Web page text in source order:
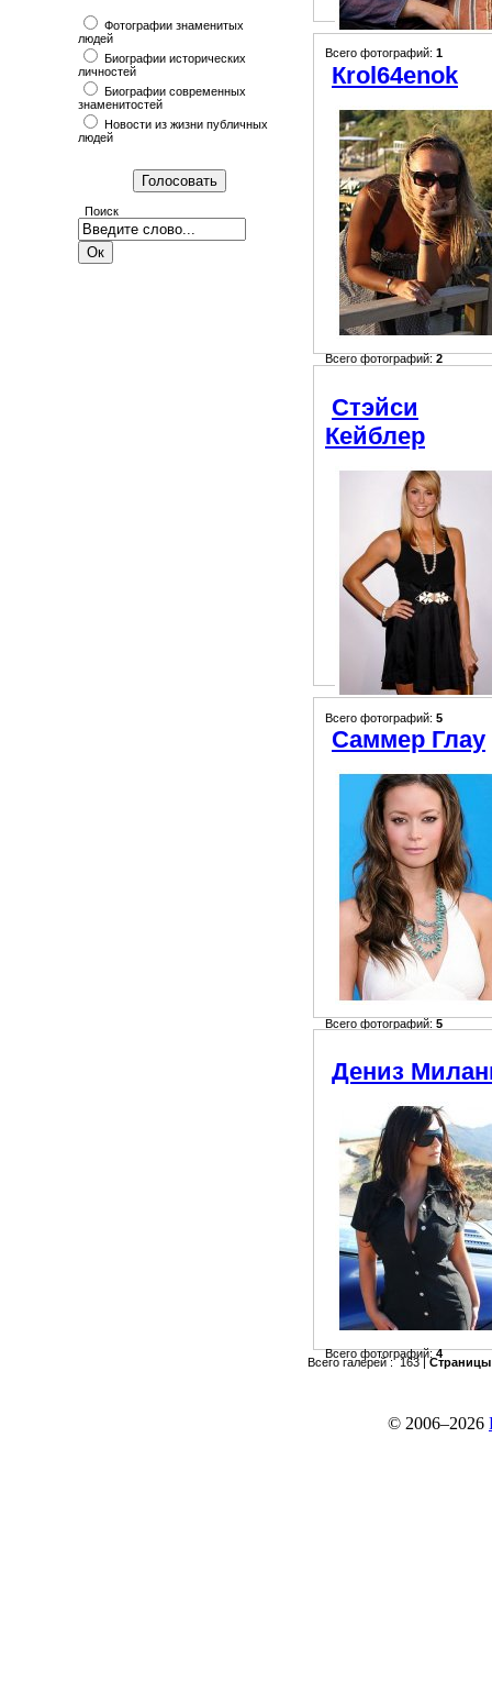
Фотографии знаменитых
людей
Биографии исторических
личностей
Биографии современных
знаменитостей
Новости из жизни публичных
людей
Поиск
Всего фотографий: 1
Кrol64enok
Всего фотографий: 2
Стэйси
Кейблер
Всего фотографий: 5
Саммер Глау
Всего фотографий: 5
Дениз
Всего фотографий:4
Всего галерей : 163 |Страницы
© 2006–2026